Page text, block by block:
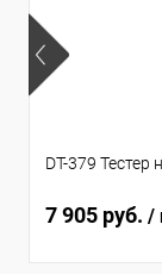
DT-379
7 905 руб. /